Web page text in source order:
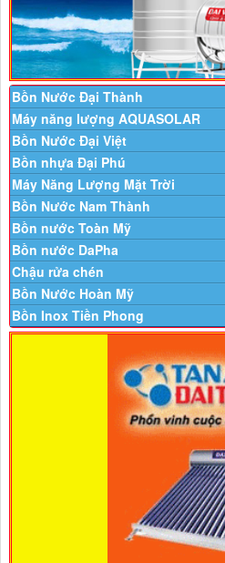
Bồn Nước Đại Thành
Máy năng lượng AQUASOLAR
Bồn Nước Đại Việt
Bồn nhựa Đại Phú
Máy Năng Lượng Mặt Trời
Bồn Nước Nam Thành
Bồn nước Toàn Mỹ
Bồn nước DaPha
Chậu rửa chén
Bồn Nước Hoàn Mỹ
Bồn Inox Tiền Phong